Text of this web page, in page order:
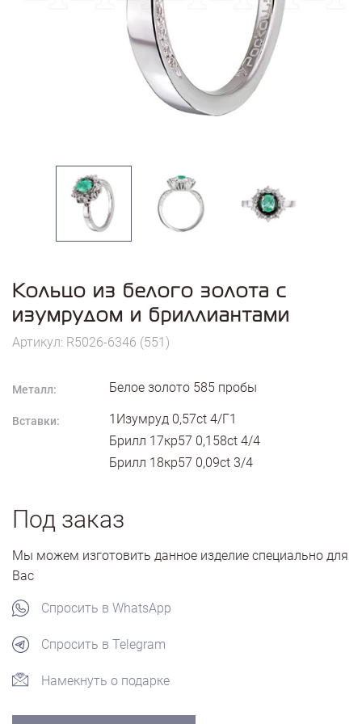
Кольцо из белого золота с
изумрудом и бриллиантами
Артикул: R5026-6346 (551)
Металл: Белое золото 585 пробы
Вставки:
1Изумруд 0,57ct 4/Г1
Брилл 17кр57 0,158ct 4/4
Брилл 18кр57 0,09ct 3/4
Под заказ
Мы можем изготовить данное изделие специально для
Вас
Спросить в WhatsApp
Спросить в Telegram
Намекнуть о подарке